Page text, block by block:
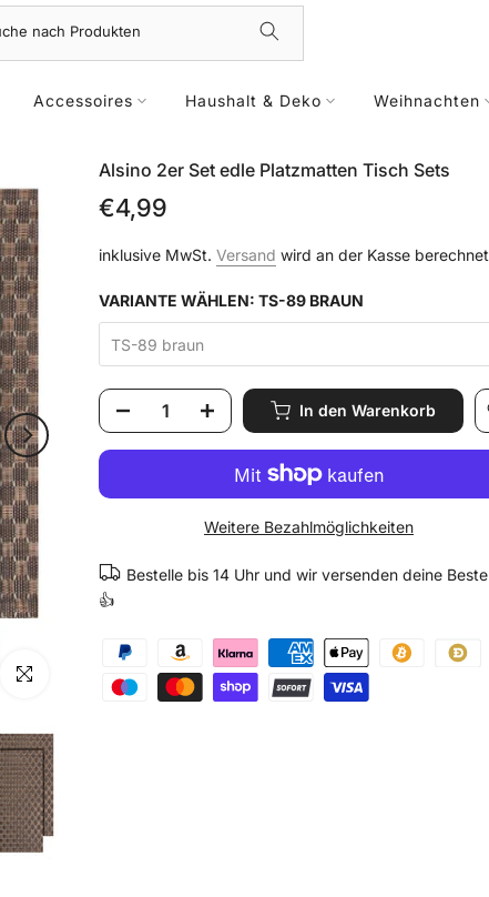
Accessoires Haushalt & Deko Weihnachten
Klicken zum vergrößern
Alsino 2er Set edle Platzmatten Tisch Sets
€4,99
inklusive MwSt. Versand wird an der Kasse
VARIANTE WÄHLEN: TS-89 BRAUN
TS-89 braun
In den Warenkorb
Weitere Bezahlmöglichkeiten
Bestelle bis 14 Uhr und wir versenden deine
👍